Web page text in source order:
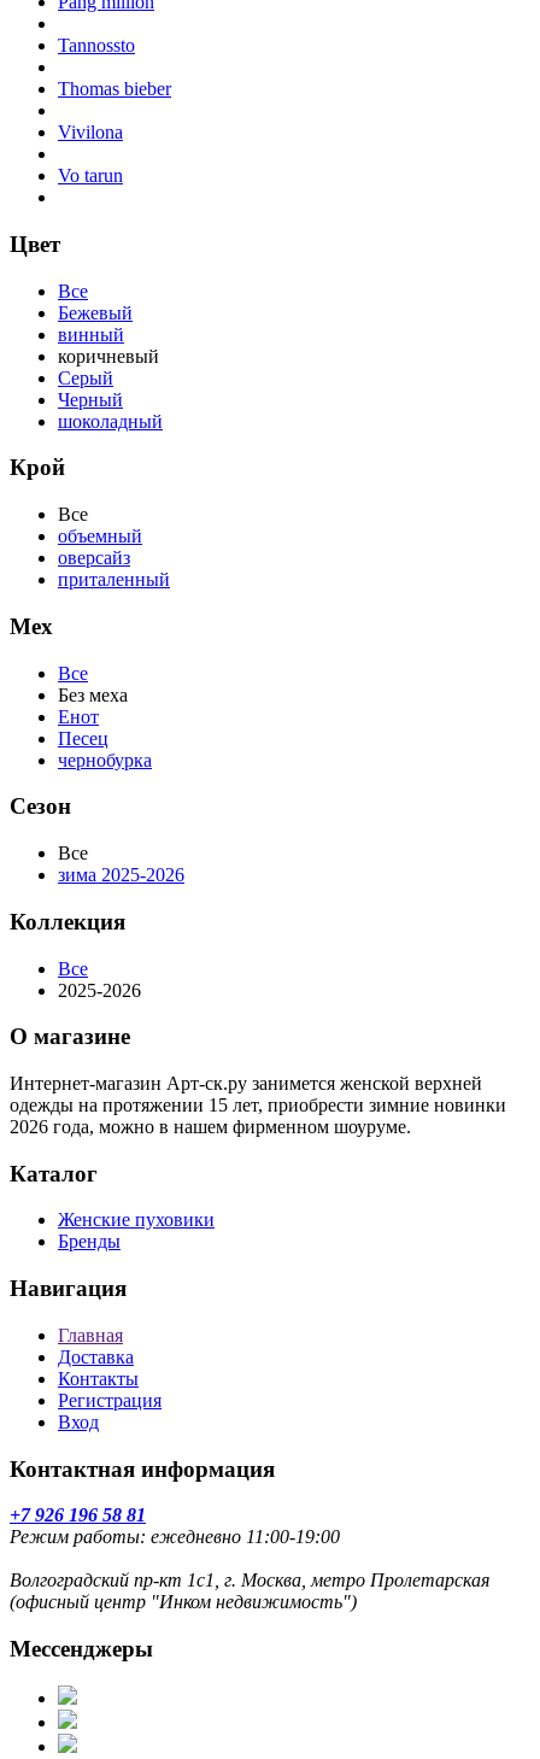
Tannossto
Thomas bieber
Vivilona
Vo tarun
Цвет
Все
Бежевый
винный
коричневый
Серый
Черный
шоколадный
Крой
Все
объемный
оверсайз
приталенный
Мех
Все
Без меха
Енот
Песец
чернобурка
Сезон
Все
зима 2025-2026
Коллекция
Все
2025-2026
О магазине
Интернет-магазин Арт-ск.ру занимется женской верхней
одежды на протяжении 15 лет, приобрести зимние новинки
2026 года, можно в нашем фирменном шоуруме.
Каталог
Женские пуховики
Бренды
Навигация
Главная
Доставка
Контакты
Регистрация
Вход
Контактная информация
+7 926 196 58 81
Режим работы: ежедневно 11:00-19:00
Волгоградский пр-кт 1с1, г. Москва, метро Пролетарская
(офисный центр "Инком недвижимость")
Мессенджеры